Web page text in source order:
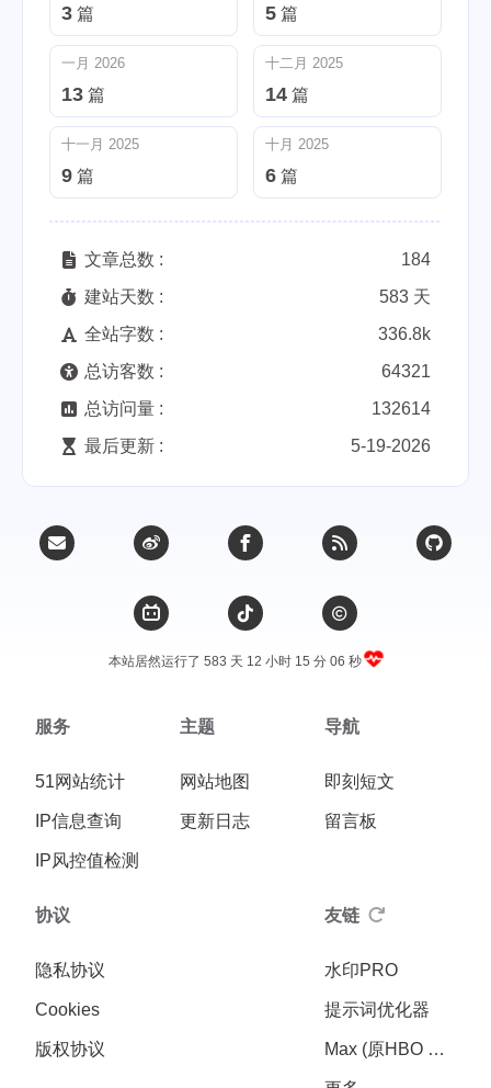
3 篇 5 篇
一月 2026
13 篇
十二月 2025
14 篇
十一月 2025
9 篇
十月 2025
6 篇
文章总数 :
184
建站天数 :
583 天
全站字数 :
336.8k
总访客数 :
64321
总访问量 :
132614
最后更新 :
5-19-2026
本站居然运行了 583 天 12 小时 15 分 07 秒
服务
51网站统计
IP信息查询
IP风控值检测
主题
网站地图
更新日志
导航
即刻短文
留言板
协议
隐私协议
Cookies
版权协议
友链
水印PRO
提示词优化器
Max (原HBO Max)